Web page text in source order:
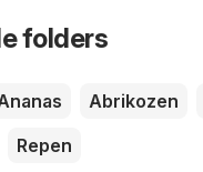
folders
Abrikozen
Repen